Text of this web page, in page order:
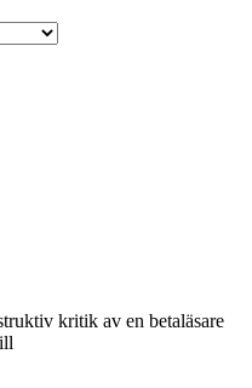
kritik av en betaläsare